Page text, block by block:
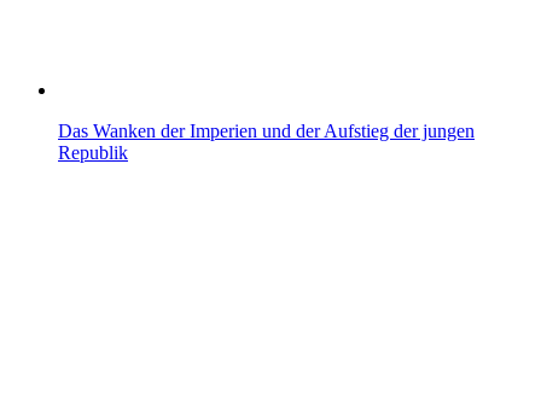
Das Wanken der Imperien und der Aufstieg der jungen
Republik